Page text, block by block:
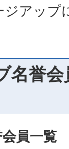
ジアップ
名誉
員一覧